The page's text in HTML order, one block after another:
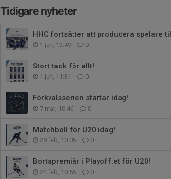
Tidigare nyheter
HHC fortsätter att producera spelare
1 jun, 13:49 0
Stort tack för allt!
1 jun, 11:31 0
Förkvalsserien startar idag!
7 mar, 10:46 0
Matchboll för U20 idag!
28 feb, 10:05 0
Bortapremiär i Playoff:et för U20!
24 feb, 10:56 0